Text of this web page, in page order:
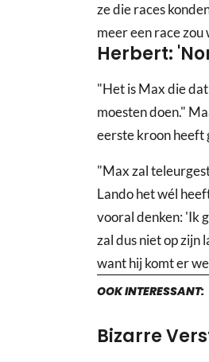
ze die races
meer een race
Herbert:
"Het is Max die
moesten doen."
eerste kroon heeft
"Max zal
Lando het wél
vooral denken: 'Ik
zal dus niet op zijn
want hij komt er
OOK INTERESSANT:
Bizarre